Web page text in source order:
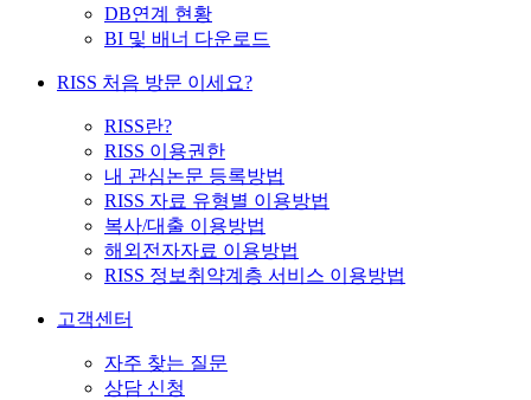
DB연계 현황
BI 및 배너 다운로드
RISS 처음 방문 이세요?
RISS란?
RISS 이용권한
내 관심논문 등록방법
RISS 자료 유형별 이용방법
복사/대출 이용방법
해외전자자료 이용방법
RISS 정보취약계층 서비스 이용방법
고객센터
자주 찾는 질문
상담 신청